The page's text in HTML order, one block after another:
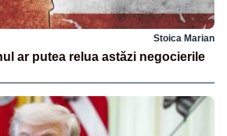
Stoica Marian
ar putea relua astăzi negocierile